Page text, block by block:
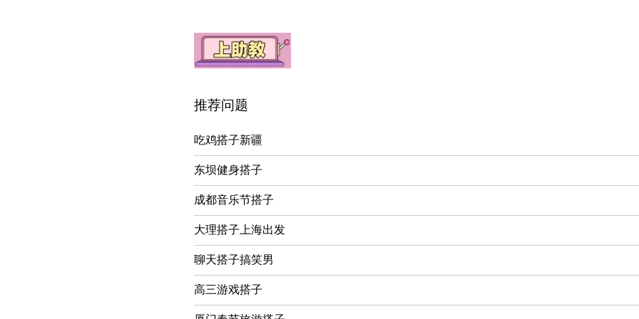
推荐问题
吃鸡搭子新疆
东坝健身搭子
成都音乐节搭子
大理搭子上海出发
聊天搭子搞笑男
高三游戏搭子